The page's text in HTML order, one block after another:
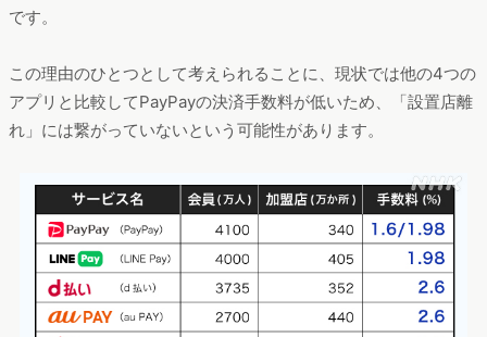
です。
この理由のひとつとして考えられることに、現状では他の4つの
アプリと比較してPayPayの決済手数料が低いため、「設置店離
れ」には繋がっていないという可能性があります。